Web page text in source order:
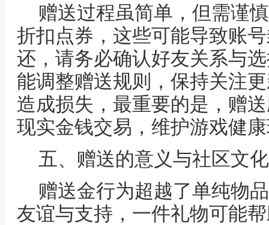
赠送过程虽简单，但需谨
折扣点券，这些可能导致账
还，请务必确认好友关系与
能调整赠送规则，保持关注
造成损失，最重要的是，赠
现实金钱交易，维护游戏健
五、赠送的意义与社区文化
赠送金行为超越了单纯物
友谊与支持，一件礼物可能